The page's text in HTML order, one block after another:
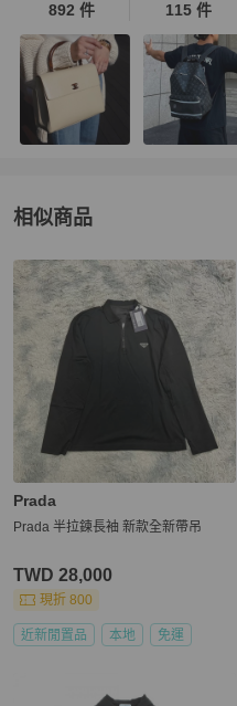
892 件 115 件
相似商品
更多相似Prada男裝推薦精品
Prada
Prada 半拉鍊長袖 新款全新帶吊
TWD 28,000
現折 800
近新閒置品 本地 免運